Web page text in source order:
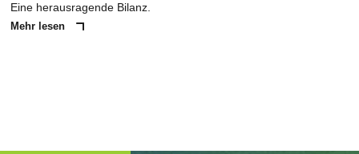
Eine herausragende Bilanz.
Mehr lesen